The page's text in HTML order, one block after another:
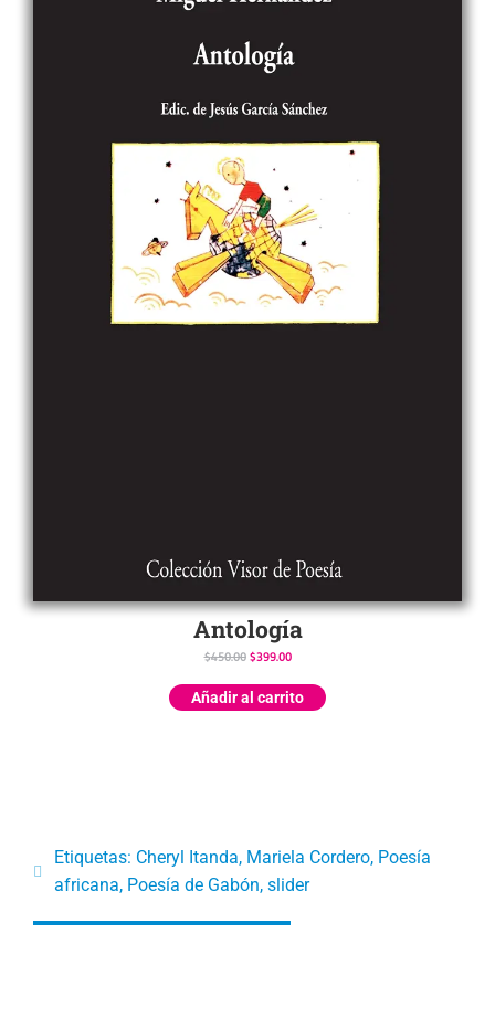
Antología
$450.00 $399.00
Añadir al carrito
Etiquetas: Cheryl Itanda, Mariela Cordero, Poesía
africana, Poesía de Gabón, slider